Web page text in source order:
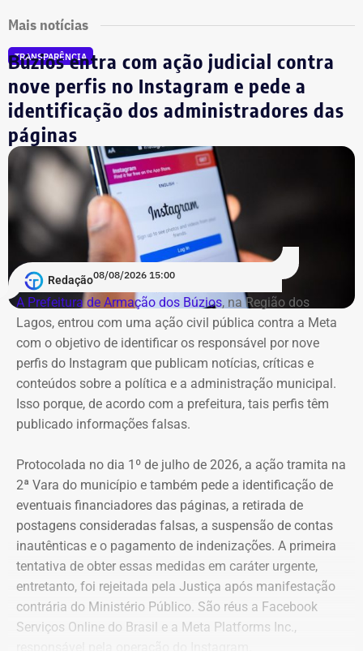
Mais notícias
TRANSPARÊNCIA
Búzios entra com ação judicial contra
nove perfis no Instagram e pede a
identificação dos administradores das
páginas
Redação08/08/2026 15:00
A Prefeitura de Armação dos Búzios, na Região dos
Lagos, entrou com uma ação civil pública contra a Meta
com o objetivo de identificar os responsável por nove
perfis do Instagram que publicam notícias, críticas e
conteúdos sobre a política e a administração municipal.
Isso porque, de acordo com a prefeitura, tais perfis têm
publicado informações falsas.
Protocolada no dia 1º de julho de 2026, a ação tramita na
2ª Vara do município e também pede a identificação de
eventuais financiadores das páginas, a retirada de
postagens consideradas falsas, a suspensão de contas
inautênticas e o pagamento de indenizações. A primeira
tentativa de obter essas medidas em caráter urgente,
entretanto, foi rejeitada pela Justiça após manifestação
contrária do Ministério Público. São réus a Facebook
Serviços Online do Brasil e a Meta Platforms Inc.,